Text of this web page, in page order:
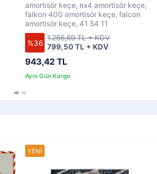
amortisör keçe, nx4 amortisör keçe,
falkon 400 amortisör keçe, falcon
amortisör keçe, 41 54 11
%36
943,42 TL
799,50 TL + KDV
1.266,69 TL + KDV